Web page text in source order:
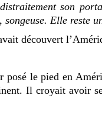
son
Elle reste
découvert
posé le pied en
Il croyait avoir